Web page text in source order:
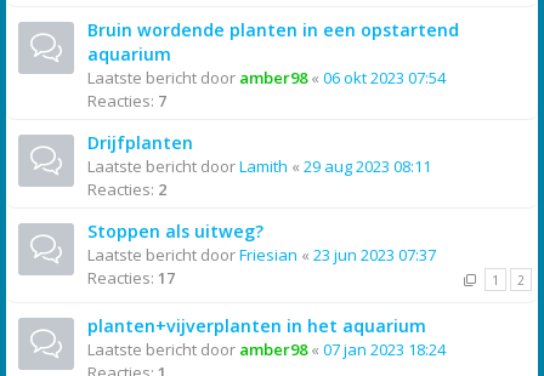
Bruin wordende planten in een opstartend
aquarium
Laatste bericht door amber98« 06 okt 2023 07:54
Reacties: 7
Drijfplanten
Laatste bericht doorLamith « 29 aug 2023 08:11
Reacties: 2
Stoppen als uitweg?
Laatste bericht doorFriesian « 23 jun 2023 07:37
Reacties: 17 1 2
planten+vijverplanten in het aquarium
Laatste bericht door amber98« 07 jan 2023 18:24